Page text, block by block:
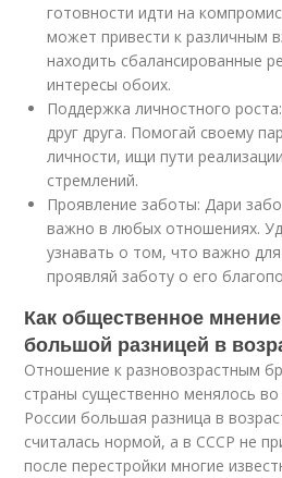
готовности идти на
может привести к различным
находить сбалансированные
интересы обоих.
Поддержка личностного
друг друга. Помогай своему
личности, ищи пути
стремлений.
Проявление заботы: Дари
важно в любых отношениях.
узнавать о том, что важно
проявляй заботу о его
Как общественное
большой разницей в
Отношение к разновозрастным
страны существенно менялось
России большая разница в
считалась нормой, а в СССР не
после перестройки многие